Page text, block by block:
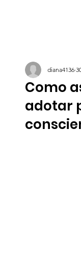
Como
adotar
diana4136